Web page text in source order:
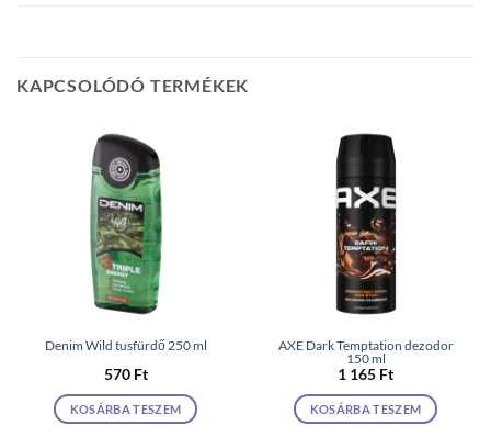
KAPCSOLÓDÓ TERMÉKEK
Denim Wild tusfürdő 250 ml
570 Ft
KOSÁRBA TESZEM
AXE Dark Temptation dezodor
150 ml
1 165 Ft
KOSÁRBA TESZEM